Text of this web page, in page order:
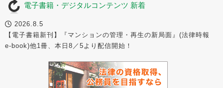
電子書籍・デジタルコンテンツ 新着
2026.8.5
【電子書籍新刊】『マンションの管理・再生の新局面』(法律時報
e-book)他1冊、本日8／5より配信開始！